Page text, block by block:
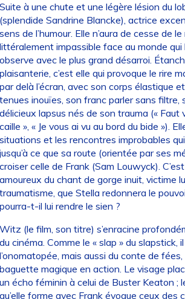
à une chute et une légère lésion du
Sandrine Blancke), actrice
de l’humour. Elle n’aura de cesse de
impassible face au monde qui
avec le plus grand désarroi.
c’est elle qui provoque le rire
delà l’écran, avec son corps élastique
inouïes, son franc parler sans filtre,
lapsus nés de son trauma (« Faut
», « Je vous ai vu au bord du bide »).
et les rencontres improbables
ce que sa route (orientée par ses
celle de Frank (Sam Louwyck).
du chant de gorge inuit, victime
que Stella redonnera le
t-il lui rendre le sien ?
(le film, son titre) s’enracine
cinéma. Comme le « slap » du slapstick,
mais aussi du conte de fées,
magique en action. Le visage
écho féminin à celui de Buster Keaton ;
forme avec Frank évoque ceux des